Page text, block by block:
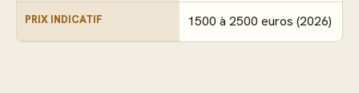
PRIX INDICATIF 1500 à 2500 euros (2026)